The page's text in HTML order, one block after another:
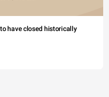
have closed historically